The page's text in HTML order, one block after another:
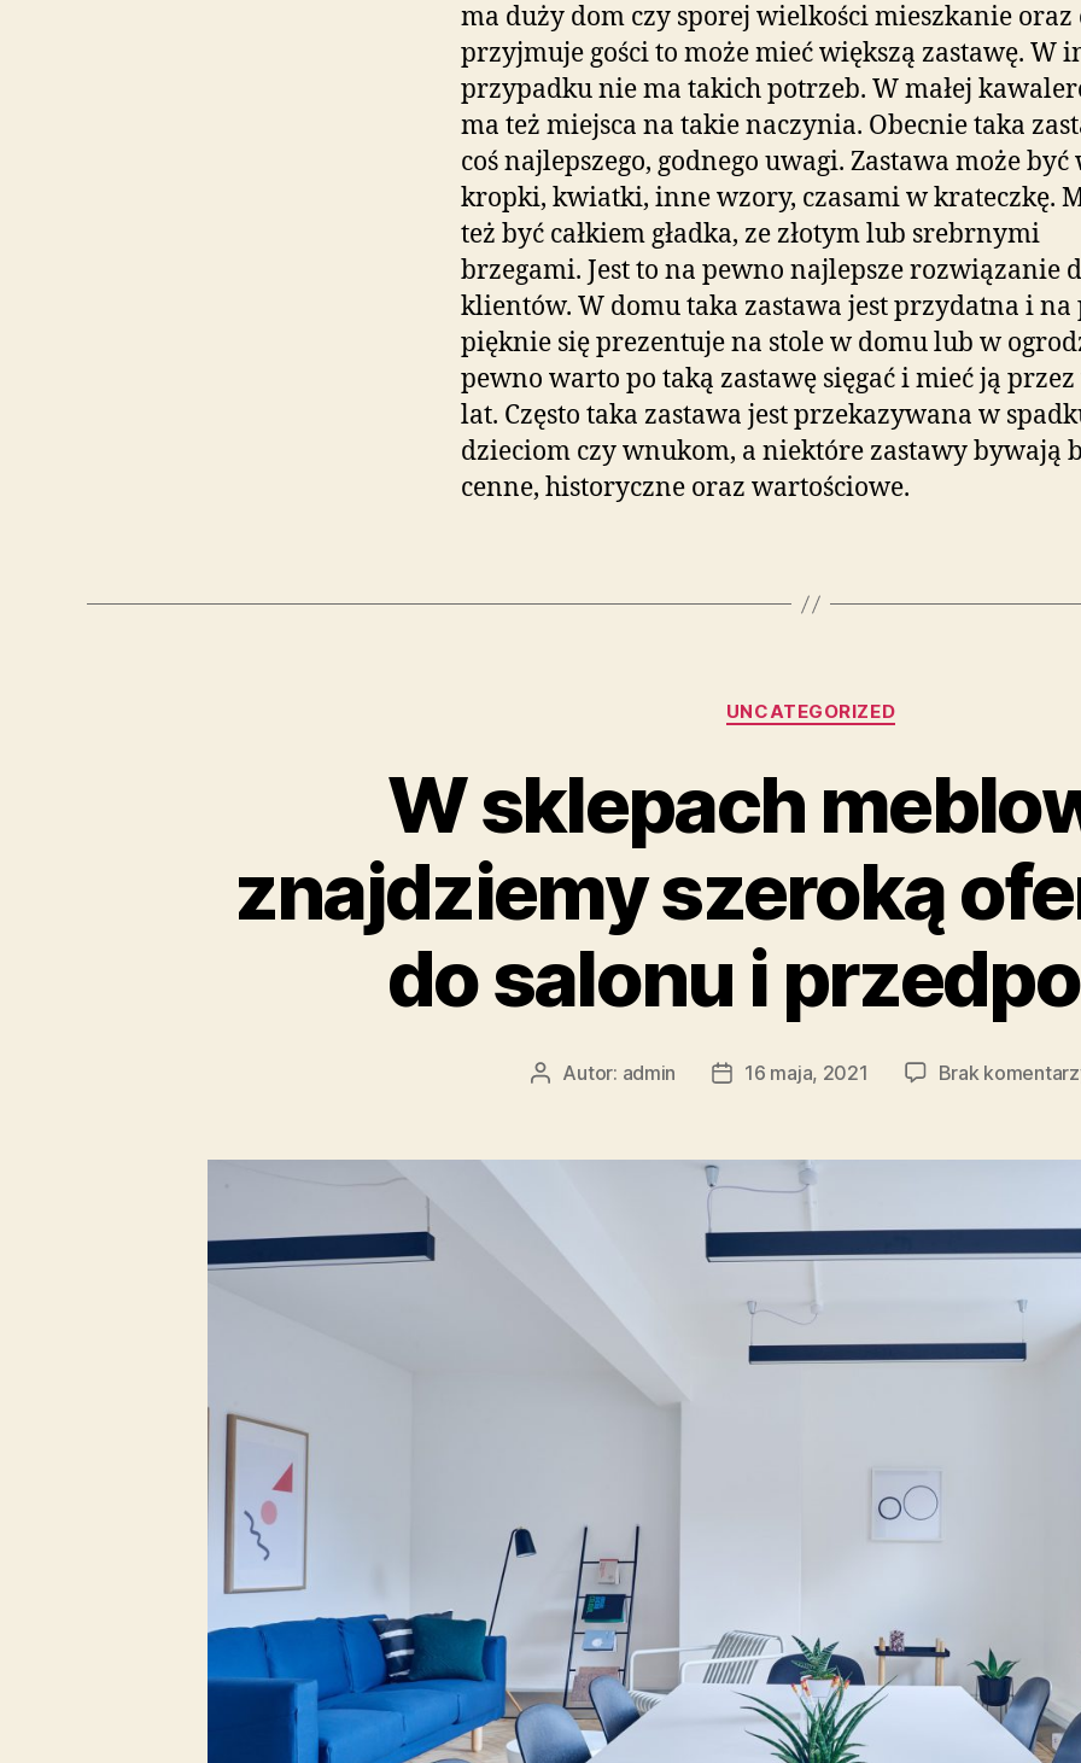
ma duży dom czy sporej wielkości mieszkanie oraz
przyjmuje gości to może mieć większą zastawę. W
przypadku nie ma takich potrzeb. W małej
ma też miejsca na takie naczynia. Obecnie taka
coś najlepszego, godnego uwagi. Zastawa może być
kropki, kwiatki, inne wzory, czasami w krateczkę.
też być całkiem gładka, ze złotym lub srebrnymi
brzegami. Jest to na pewno najlepsze rozwiązanie
klientów. W domu taka zastawa jest przydatna i na
pięknie się prezentuje na stole w domu lub w
pewno warto po taką zastawę sięgać i mieć ją
lat. Często taka zastawa jest przekazywana w
dzieciom czy wnukom, a niektóre zastawy bywają
cenne, historyczne oraz wartościowe.
Kategorie
UNCATEGORIZED
W sklepach
znajdziemy szeroką
do salonu i
AutorAutor: admin
Data16 maja, 2021 Brak